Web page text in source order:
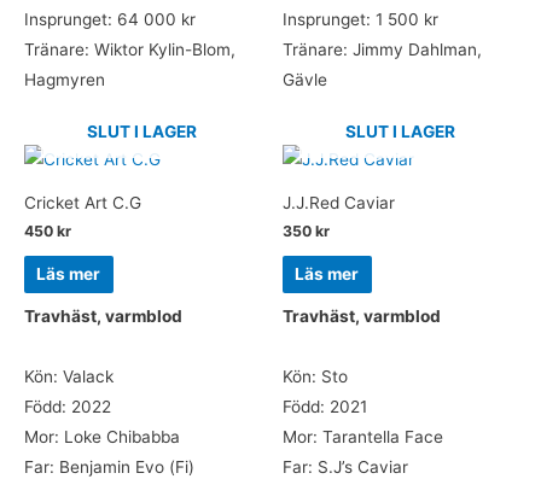
Insprunget: 64 000 kr
Tränare: Wiktor Kylin-Blom,
Hagmyren
Insprunget: 1 500 kr
Tränare: Jimmy Dahlman,
Gävle
SLUT I LAGER
Cricket Art C.G
450 kr
Läs mer
Travhäst, varmblod
Kön: Valack
Född: 2022
Mor: Loke Chibabba
Far: Benjamin Evo (Fi)
SLUT I LAGER
J.J.Red Caviar
350 kr
Läs mer
Travhäst, varmblod
Kön: Sto
Född: 2021
Mor: Tarantella Face
Far: S.J’s Caviar